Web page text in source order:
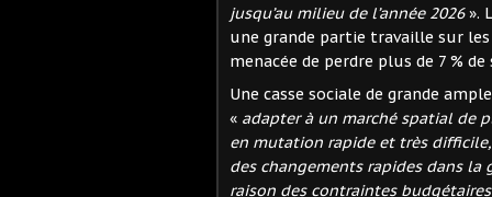
jusqu’au milieu de l’année 2026».
une grande partie travaille sur
menacée de perdre plus de 7 %
Une casse sociale de grande
« adapter à un marché spatial de
en mutation rapide et très difficile,
des changements rapides dans la
raison des contraintes budgétaires